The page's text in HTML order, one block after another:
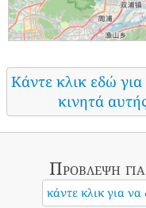
Κάντε κλικ εδώ για
κινητά
Πρόβλεψη
κάντε κλικ για